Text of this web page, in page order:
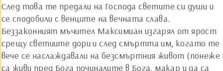
След това те предали на Господа светите си души и
се сподобили с венците на вечната слава.
Беззаконният мъчител Максимиан изгарял от ярост
срещу светиите дори и след смъртта им, когато те
вече се наслаждавали на безсмъртния живот (понеже
са живи пред Бога починалите в Бога, макар и да са